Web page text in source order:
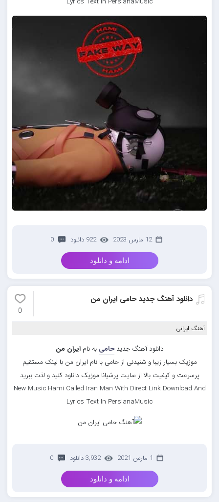
12 مارس 2023 922 دانلود 0
ادامه و دانلود
دانلود آهنگ جدید حامی ایران من
0
آهنگ ایرانی
دانلود آهنگ جدیدحامی به نامایران من
موزیک بسیار زیبا و شنیدنی از حامی با نام ایران من با لینک مستقیم
پرسرعت و کیفیت بالا از سایت پرشیانا موزیک دانلود کنید و لذت ببرید
New Music Hami Called Iran Man With Direct Link Download And
Lyrics Text In PersianaMusic
1 مارس 2021 3,932 دانلود 0
ادامه و دانلود